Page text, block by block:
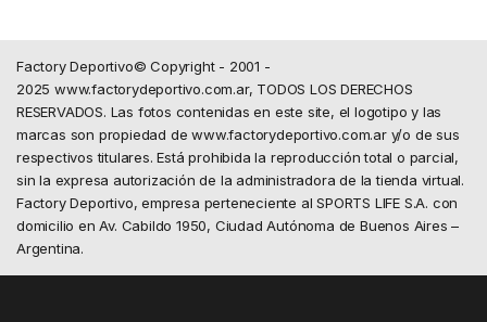
Factory Deportivo© Copyright - 2001 -
2025 www.factorydeportivo.com.ar, TODOS LOS DERECHOS
RESERVADOS. Las fotos contenidas en este site, el logotipo y las
marcas son propiedad de www.factorydeportivo.com.ar y/o de sus
respectivos titulares. Está prohibida la reproducción total o parcial,
sin la expresa autorización de la administradora de la tienda virtual.
Factory Deportivo, empresa perteneciente al SPORTS LIFE S.A. con
domicilio en Av. Cabildo 1950, Ciudad Autónoma de Buenos Aires –
Argentina.